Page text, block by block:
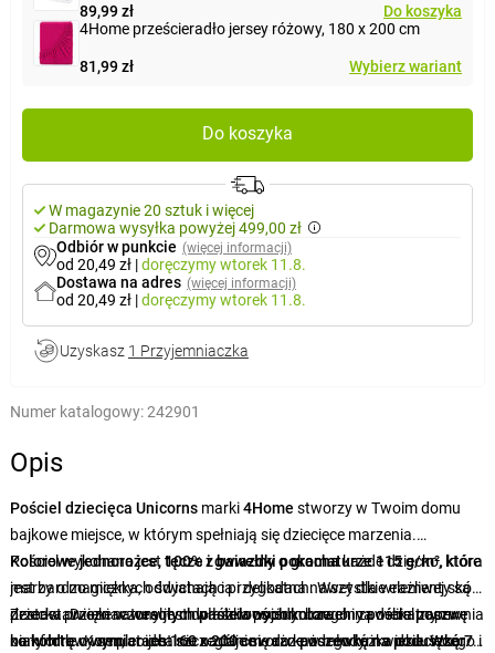
89,99 zł
Do koszyka
4Home prześcieradło jersey różowy, 180 x 200 cm
81,99 zł Wybierz wariant
Do koszyka
W magazynie 20 sztuk i więcej
Darmowa wysyłka powyżej 499,00 zł
Odbiór w punkcie (więcej informacji)
od 20,49 zł |doręczymywtorek 11.8.
Dostawa na adres (więcej informacji)
od 20,49 zł |doręczymywtorek 11.8.
Uzyskasz 1 Przyjemniaczka
Numer katalogowy:242901
Opis
Pościel dziecięca Unicornsmarki4Home stworzy w Twoim domu
bajkowe miejsce, w którym spełniają się dziecięce marzenia.
Kolorowe jednorożce, tęcze i gwiazdki pokochakażde dziecko, które
marzy o magicznych światach i przygodach. Wszystkie elementy są
przedstawione wwesołych pastelowych kolorachna delikatnym
białym tle. Komplet idealnie nadaje się do każdego łóżka dziecięcego i
Pościel wykonana jest100% z bawełny o gramaturze 115 g/m², która
jest bardzo miękka, oddychająca i delikatna nawet dla wrażliwej skóry
dziecka. Dzięki naturalnym właściwościom bawełny pościel zapewnia
komfortowy sen, co jest szczególnie ważne w młodym wieku.Wzór
Zestaw przeznaczony jest do łóżka pojedynczego i zawieraposzwę
na kołdrę o wymiarach 160 x 200 cmorazposzewkę na poduszkę 70